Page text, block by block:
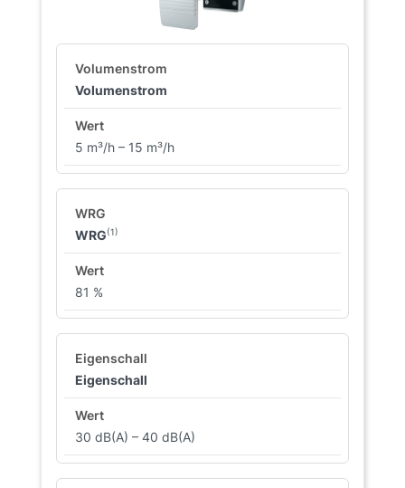
Volumenstrom
5 m³/h – 15 m³/h
WRG(1)
81 %
Eigenschall
30 dB(A) – 40 dB(A)